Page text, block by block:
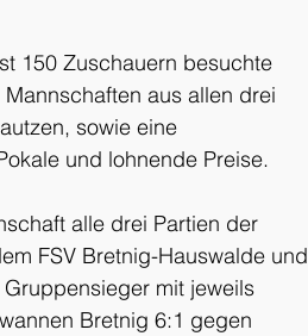
150 Zuschauern besuchte
aus allen drei
sowie eine
und lohnende Preise.
alle drei Partien der
FSV Bretnig-Hauswalde und
mit jeweils
Bretnig 6:1 gegen